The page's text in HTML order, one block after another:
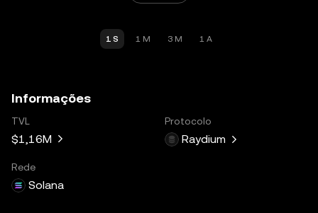
1 S 1 M 3 M 1 A
Informações
TVL
$1,16M
Protocolo
Raydium
Rede
Solana